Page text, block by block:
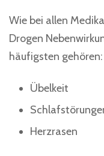
Wie bei allen
Drogen
häufigsten gehören:
Übelkeit
Herzrasen